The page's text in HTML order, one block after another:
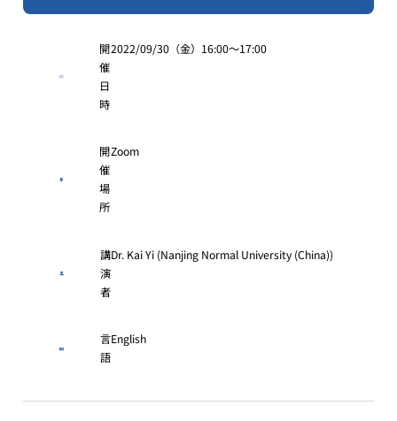
開
催
日
時
2022/09/30（金）16:00～17:00
開
催
場
所
Zoom
講
演
者
Dr. Kai Yi (Nanjing Normal University (China))
言
語
English